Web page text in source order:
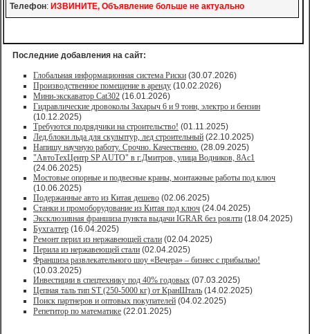
Телефон: ИЗВИНИТЕ, Объявление больше не актуально
Последние добавления на сайт:
Глобальная информационная система Риски (30.07.2026)
Производственное помещение в аренду (10.02.2026)
Мини-экскаватор Cat302 (16.01.2026)
Гидравлические дровоколы Захарыч 6 и 9 тонн, электро и бензин
(10.12.2025)
Требуются подрядчики на строительство! (01.11.2025)
Лед,блоки льда для скульптур, лед строительный (22.10.2025)
Напишу научную работу. Срочно. Качественно. (28.09.2025)
"АвтоТехЦентр SP AUTO" в г.Дмитров, улица Водников, 8Ас1
(24.06.2025)
Мостовые опорные и подвесные краны, монтажные работы под ключ
(10.06.2025)
Подержанные авто из Китая дешево (02.06.2025)
Станки и промоборудование из Китая под ключ (24.04.2025)
Эксклюзивная франшиза пункта выдачи IGRAR без роялти (18.04.2025)
Бухгалтер (16.04.2025)
Ремонт перил из нержавеющей стали (02.04.2025)
Перила из нержавеющей стали (02.04.2025)
Франшиза развлекательного шоу «Вечера» – бизнес с прибылью!
(10.03.2025)
Инвестиции в спецтехнику под 40% годовых (07.03.2025)
Цепная таль тип ST (250-5000 кг) от КранШталь (14.02.2025)
Поиск партнеров и оптовых покупателей (04.02.2025)
Репетитор по математике (22.01.2025)